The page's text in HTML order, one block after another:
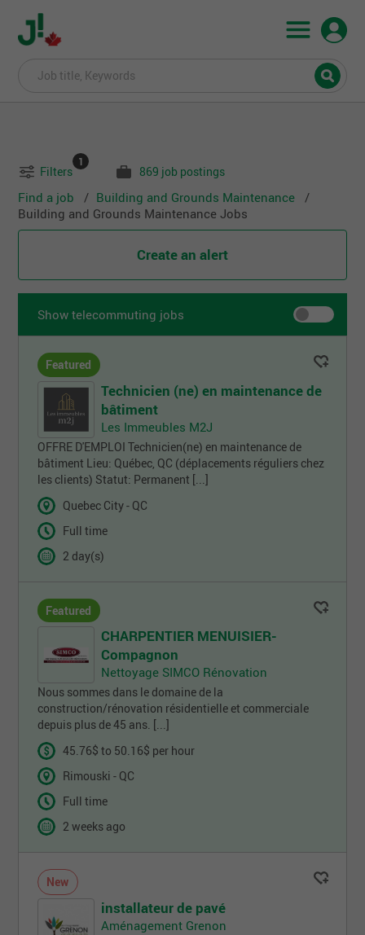
Filters
1
869 job postings
Find a job
Building and Grounds Maintenance
Building and Grounds MaintenanceJobs
Create an alert
Show telecommuting jobs
Featured
Technicien (ne) en maintenance de
bâtiment
Les Immeubles M2J
OFFRE D'EMPLOI Technicien(ne) en maintenance de
bâtiment Lieu: Québec, QC (déplacements réguliers chez
les clients) Statut: Permanent [...]
Quebec City - QC
Full time
2 day(s)
Featured
CHARPENTIER MENUISIER-
Compagnon
Nettoyage SIMCO Rénovation
Nous sommes dans le domaine de la
construction/rénovation résidentielle et commerciale
depuis plus de 45 ans. [...]
45.76$ to 50.16$ per hour
Rimouski - QC
Full time
2 weeks ago
New
installateur de pavé
Aménagement Grenon